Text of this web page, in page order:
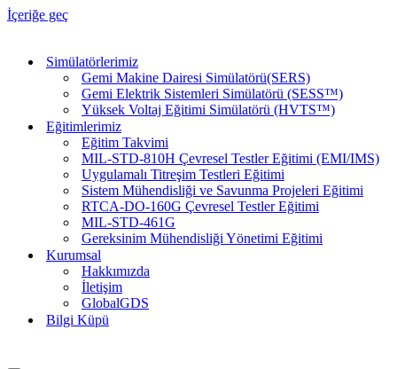
İçeriğe geç
Simülatörlerimiz
Gemi Makine Dairesi Simülatörü(SERS)
Gemi Elektrik Sistemleri Simülatörü (SESS™)
Yüksek Voltaj Eğitimi Simülatörü (HVTS™)
Eğitimlerimiz
Eğitim Takvimi
MIL-STD-810H Çevresel Testler Eğitimi (EMI/IMS)
Uygulamalı Titreşim Testleri Eğitimi
Sistem Mühendisliği ve Savunma Projeleri Eğitimi
RTCA-DO-160G Çevresel Testler Eğitimi
MIL-STD-461G
Gereksinim Mühendisliği Yönetimi Eğitimi
Kurumsal
Hakkımızda
İletişim
GlobalGDS
Bilgi Küpü